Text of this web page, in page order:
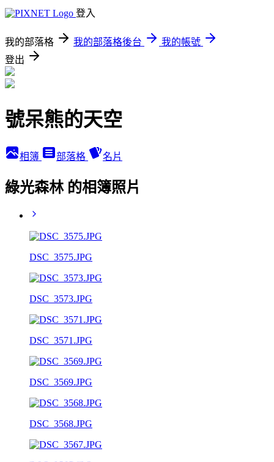
登入
我的部落格 我的部落格後台
我的帳號
登出
號呆熊的天空
相簿 部落格 名片
綠光森林 的相簿照片
DSC_3575.JPG
DSC_3573.JPG
DSC_3571.JPG
DSC_3569.JPG
DSC_3568.JPG